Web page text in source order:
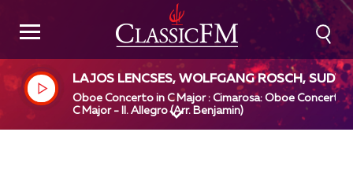
LAJOS LENCSES, WOLFGANG ROSCH,
STDEUTSCHES KAMMERORCHESTER
IM, PAUL ANGERER, DOMENICO CIMAROSA
Oboe Concerto in C Major : Cimarosa: Oboe Concerto
C Major - II. Allegro (Arr. Benjamin)